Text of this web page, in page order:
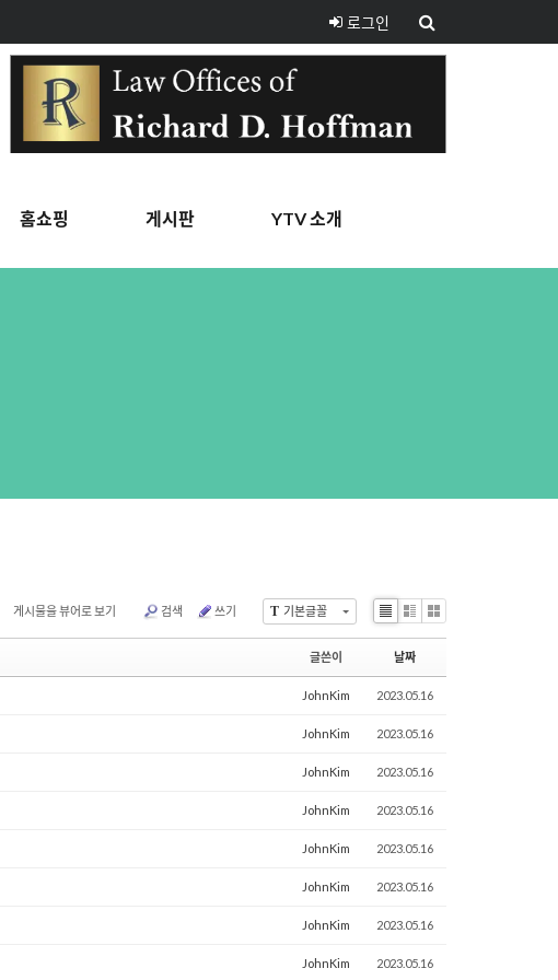
로그인
홈쇼핑 게시판 YTV 소개
T 기본글꼴
게시물을 뷰어로 보기 검색 쓰기
Li
Zi
e
G
글쓴이 날짜
JohnKim 2023.05.16
JohnKim 2023.05.16
JohnKim 2023.05.16
JohnKim 2023.05.16
JohnKim 2023.05.16
JohnKim 2023.05.16
JohnKim 2023.05.16
JohnKim 2023.05.16